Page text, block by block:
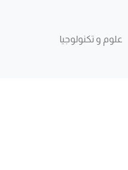
علوم و تكنولوجيا